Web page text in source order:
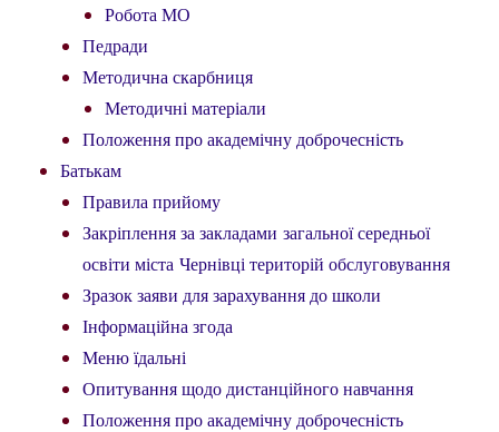
Робота МО
Педради
Методична скарбниця
Методичні матеріали
Положення про академічну доброчесність
Батькам
Правила прийому
Закріплення за закладами загальної середньої
освіти міста Чернівці територій обслуговування
Зразок заяви для зарахування до школи
Інформаційна згода
Меню їдальні
Опитування щодо дистанційного навчання
Положення про академічну доброчесність